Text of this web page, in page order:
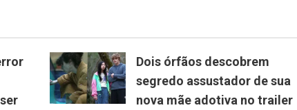
Dois órfãos descobrem
segredo assustador de sua
nova mãe adotiva no trailer